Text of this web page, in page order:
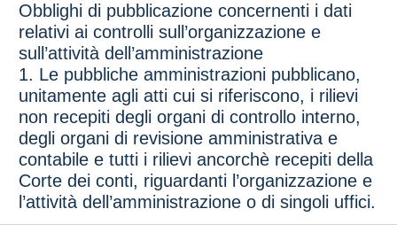
Obblighi di pubblicazione concernenti i dati
relativi ai controlli sull’organizzazione e
sull’attività dell’amministrazione
1. Le pubbliche amministrazioni pubblicano,
unitamente agli atti cui si riferiscono, i rilievi
non recepiti degli organi di controllo interno,
degli organi di revisione amministrativa e
contabile e tutti i rilievi ancorchè recepiti della
Corte dei conti, riguardanti l’organizzazione e
l’attività dell’amministrazione o di singoli uffici.